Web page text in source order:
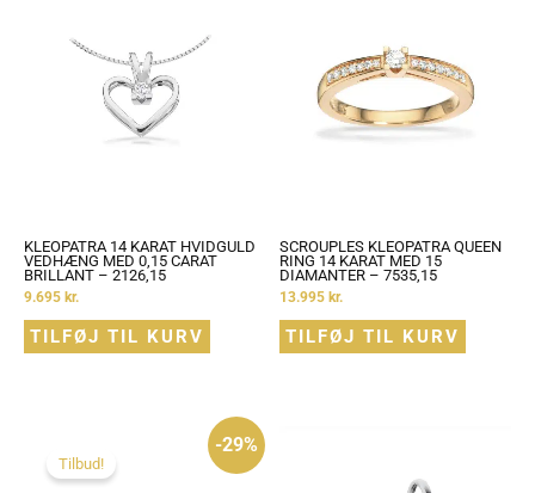
KLEOPATRA 14 KARAT HVIDGULD
VEDHÆNG MED 0,15 CARAT
BRILLANT – 2126,15
9.695 kr.
TILFØJ TIL KURV
SCROUPLES KLEOPATRA QUEEN
RING 14 KARAT MED 15
DIAMANTER – 7535,15
13.995 kr.
TILFØJ TIL KURV
-29%
Tilbud!
pris
var:
11.195 kr..